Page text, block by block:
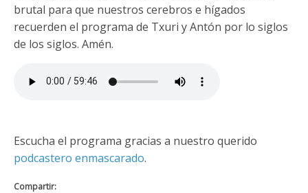
brutal para que nuestros cerebros e hígados
recuerden el programa de Txuri y Antón por lo siglos
de los siglos. Amén.
Escucha el programa gracias a nuestro querido
podcastero enmascarado.
Compartir: